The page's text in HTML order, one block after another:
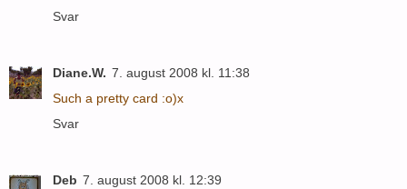
Svar
Diane.W. 7. august 2008 kl. 11:38
Such a pretty card :o)x
Svar
Deb 7. august 2008 kl. 12:39